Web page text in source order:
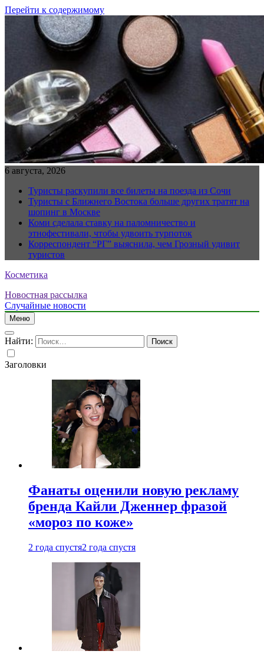
Перейти к содержимому
6 августа, 2026
Туристы раскупили все билеты на поезда из Сочи
Туристы с Ближнего Востока больше других тратят на
шопинг в Москве
Коми сделала ставку на паломничество и
этнофестивали, чтобы удвоить турпоток
Корреспондент “РГ” выяснила, чем Грозный удивит
туристов
Косметика
Новостная рассылка
Случайные новости
Меню
Найти:
Заголовки
Фанаты оценили новую рекламу
бренда Кайли Дженнер фразой
«мороз по коже»
2 года спустя2 года спустя